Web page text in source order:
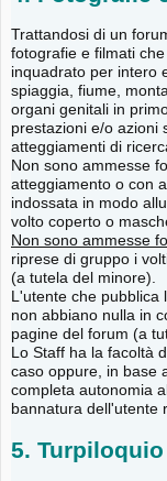
Trattandosi di un
fotografie e filmati
inquadrato per intero
spiaggia, fiume,
organi genitali in
prestazioni e/o azioni
atteggiamenti di
Non sono ammesse
atteggiamento o con
indossata in modo
volto coperto o
Non sono ammesse
riprese di gruppo i
(a tutela del minore).
L'utente che pubblica
non abbiano nulla in
pagine del forum (a
Lo Staff ha la facoltà
caso oppure, in base
completa autonomia
bannatura dell'utente
5. Turpiloquio